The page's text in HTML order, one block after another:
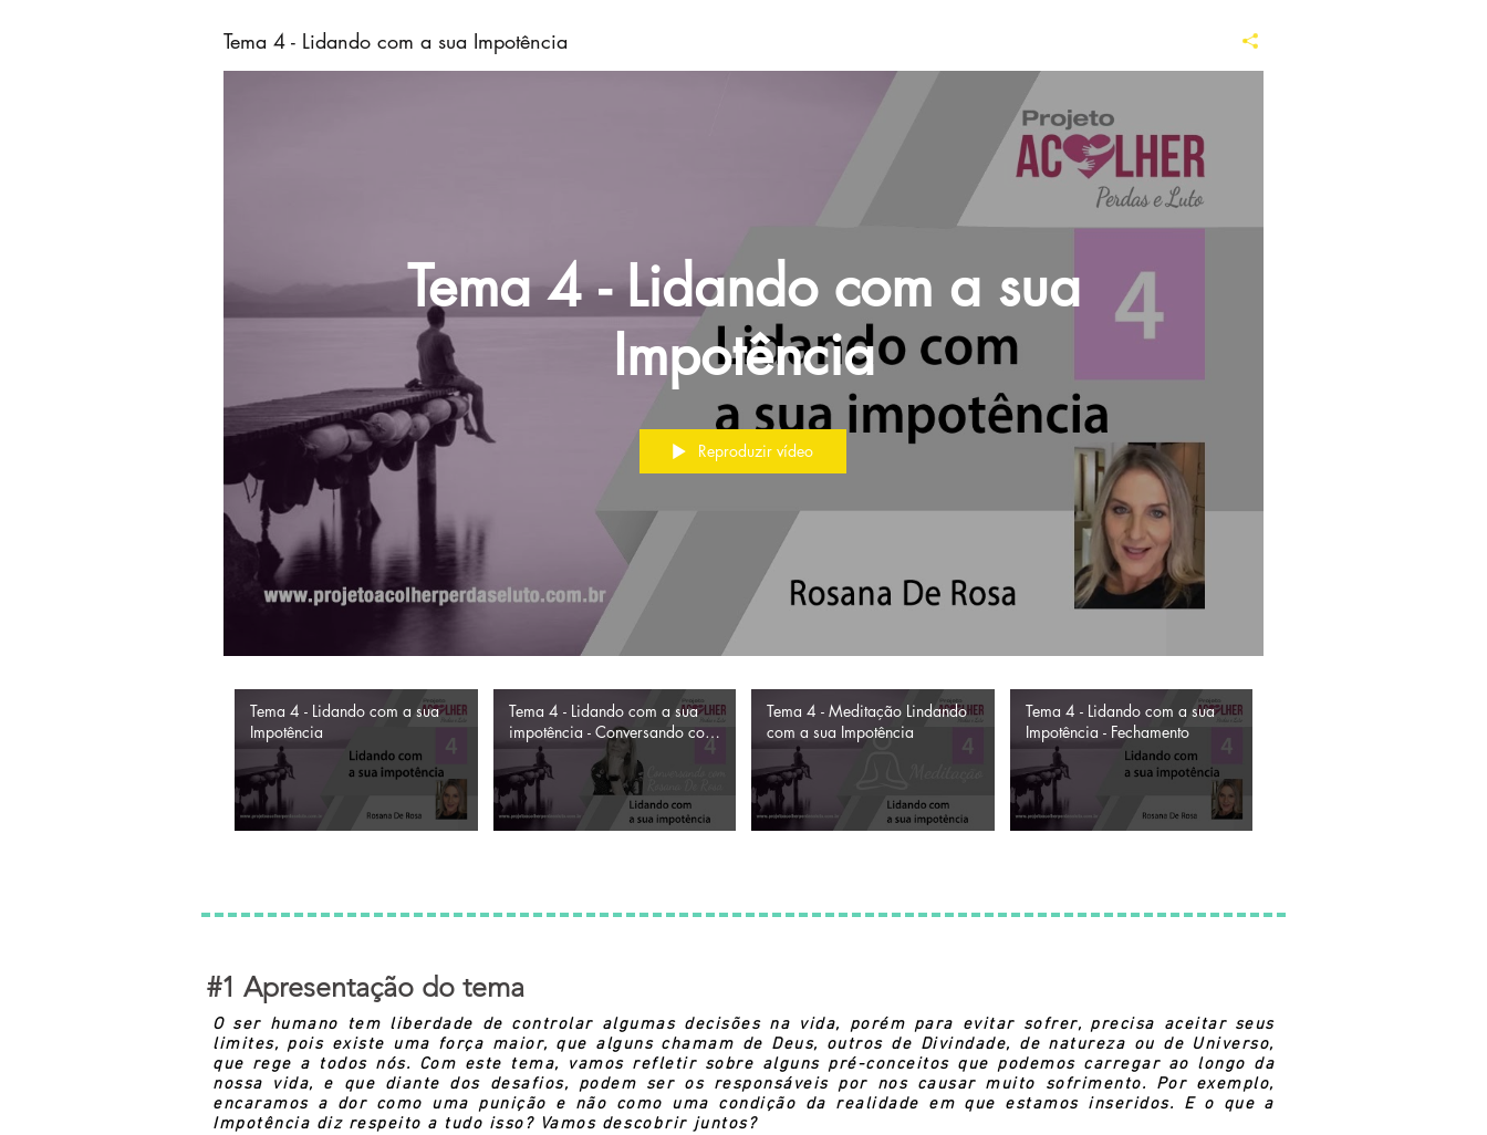
Tema 4 - Lidando com a sua Impotência
Tema 4 - Lidando com a sua
Impotência
Reproduzir vídeo
Tema 4 - Lidando com a sua
Impotência
Tema 4 - Lidando com a sua
impotência - Conversando com
Rosana De Rosa
Tema 4 - Meditação Lindando
com a sua Impotência
Tema 4 - Lidando com a sua
Impotência - Fechamento
#1 Apresentação do tema
O ser humano tem liberdade de controlar algumas decisões na vida, porém para evitar sofrer, precisa aceitar seus
limites, pois existe uma força maior, que alguns chamam de Deus, outros de Divindade, de natureza ou de Universo,
que rege a todos nós. Com este tema, vamos refletir sobre alguns pré-conceitos que podemos carregar ao longo da
nossa vida, e que diante dos desafios, podem ser os responsáveis por nos causar muito sofrimento. Por exemplo,
encaramos a dor como uma punição e não como uma condição da realidade em que estamos inseridos. E o que a
Impotência diz respeito a tudo isso? Vamos descobrir juntos?